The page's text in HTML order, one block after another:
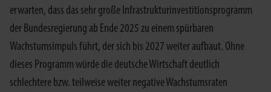
erwarten, dass das sehr große Infrastrukturinvestitionsprogramm
der Bundesregierung ab Ende 2025 zu einem spürbaren
Wachstumsimpuls führt, der sich bis 2027 weiter aufbaut. Ohne
dieses Programm würde die deutsche Wirtschaft deutlich
schlechtere bzw. teilweise weiter negative Wachstumsraten